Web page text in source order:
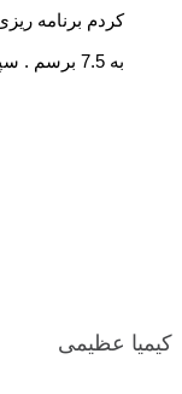
کردم برنامه
به 7.5 برسم . سپاس از زحماتتون
کیمیا عظیمی